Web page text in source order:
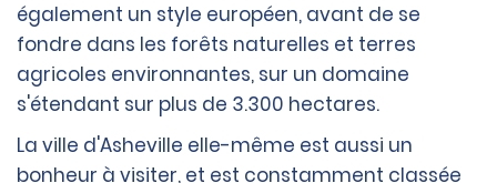
également un style européen, avant de se
fondre dans les forêts naturelles et terres
agricoles environnantes, sur un domaine
s'étendant sur plus de 3.300 hectares.
La ville d'Asheville elle-même est aussi un
bonheur à visiter, et est constamment classée